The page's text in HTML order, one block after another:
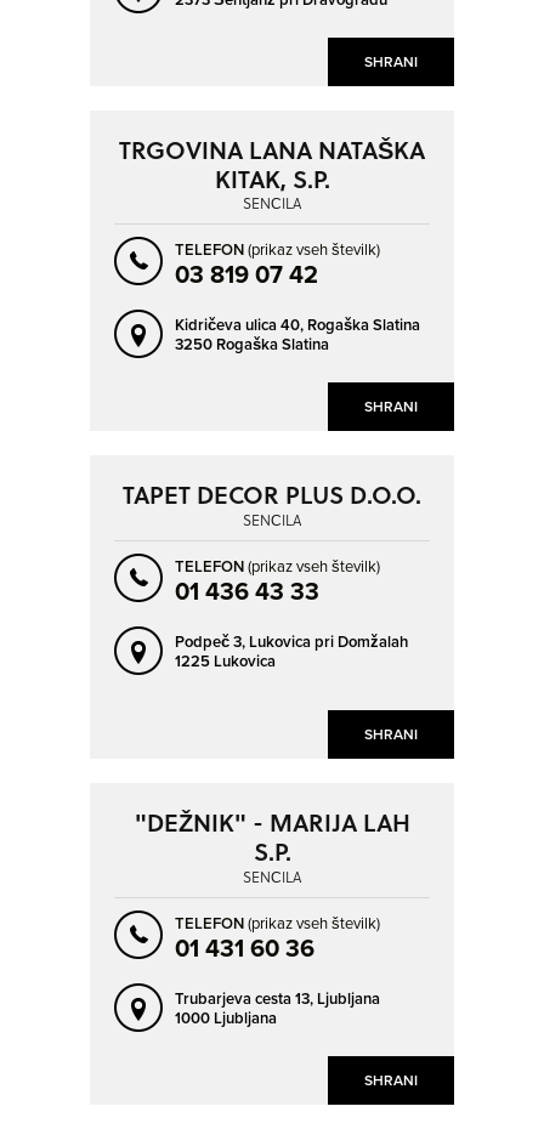
SHRANI
SHRANI
TRGOVINA LANA NATAŠKA
KITAK, S.P.
SENČILA
TELEFON(prikaz vseh številk)
03 819 07 42
Kidričeva ulica 40, Rogaška Slatina
3250 Rogaška Slatina
SHRANI
TAPET DECOR PLUS D.O.O.
SENČILA
TELEFON(prikaz vseh številk)
01 436 43 33
Podpeč 3, Lukovica pri Domžalah
1225 Lukovica
SHRANI
"DEŽNIK" - MARIJA LAH
S.P.
SENČILA
TELEFON(prikaz vseh številk)
01 431 60 36
Trubarjeva cesta 13, Ljubljana
1000 Ljubljana